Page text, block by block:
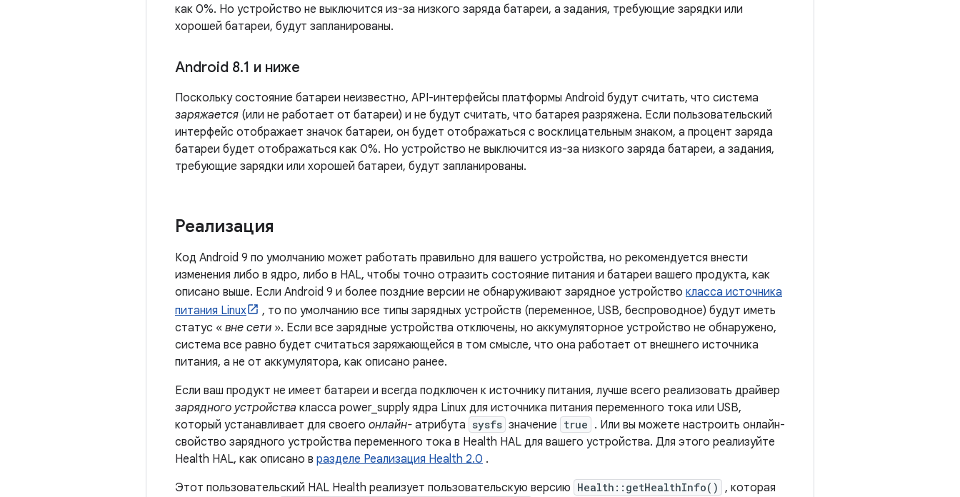
как 0%. Но устройство не выключится из-за низкого заряда батареи, а задания, требующие зарядки или
хорошей батареи, будут запланированы.
Android 8.1 и ниже
Поскольку состояние батареи неизвестно, API-интерфейсы платформы Android будут считать, что система
заряжается (или не работает от батареи) и не будут считать, что батарея разряжена. Если пользовательский
интерфейс отображает значок батареи, он будет отображаться с восклицательным знаком, а процент заряда
батареи будет отображаться как 0%. Но устройство не выключится из-за низкого заряда батареи, а задания,
требующие зарядки или хорошей батареи, будут запланированы.
Реализация
Код Android 9 по умолчанию может работать правильно для вашего устройства, но рекомендуется внести
изменения либо в ядро, либо в HAL, чтобы точно отразить состояние питания и батареи вашего продукта, как
описано выше. Если Android 9 и более поздние версии не обнаруживают зарядное устройство класса источника
питания Linux
, то по умолчанию все типы зарядных устройств (переменное, USB, беспроводное) будут иметь
статус « вне сети ». Если все зарядные устройства отключены, но аккумуляторное устройство не обнаружено,
система все равно будет считаться заряжающейся в том смысле, что она работает от внешнего источника
питания, а не от аккумулятора, как описано ранее.
Если ваш продукт не имеет батареи и всегда подключен к источнику питания, лучше всего реализовать драйвер
зарядного устройства класса power_supply ядра Linux для источника питания переменного тока или USB,
который устанавливает для своего онлайн- атрибута sysfs значение true . Или вы можете настроить онлайн-
свойство зарядного устройства переменного тока в Health HAL для вашего устройства. Для этого реализуйте
Health HAL, как описано в разделе Реализация Health 2.0 .
Этот пользовательский HAL Health реализует пользовательскую версию Health::getHealthInfo() , которая